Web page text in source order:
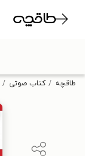
طاقچه کتاب صوتی